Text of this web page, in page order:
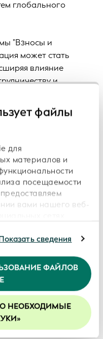
файлы
для
материалов и
посещаемости
вами нашего веб-
которые могут
ими в
их услуг.
веб-сайта, вы
в отношении
информация
нашей
.
сведения
ФАЙЛОВ
НЕОБХОДИМЫЕ
глобального
"Взносы и
может стать
влияние
и
проектов,
в системы цифровой
цепочки
к финансовым
проектов, которые
и инноваций.
- партнерство с
мероприятиях
для ускорения